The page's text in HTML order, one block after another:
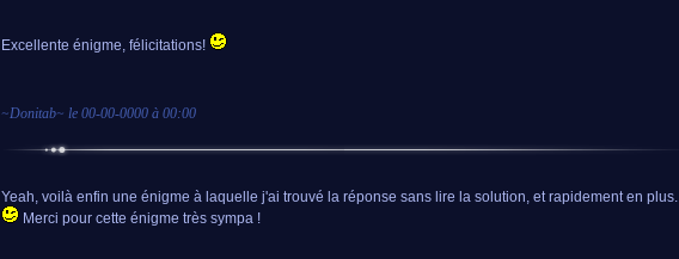
Excellente énigme, félicitations!
~Donitab~ le 00-00-0000 à 00:00
Yeah, voilà enfin une énigme à laquelle j'ai trouvé la réponse sans lire la solution, et rapidement en plus.
Merci pour cette énigme très sympa !